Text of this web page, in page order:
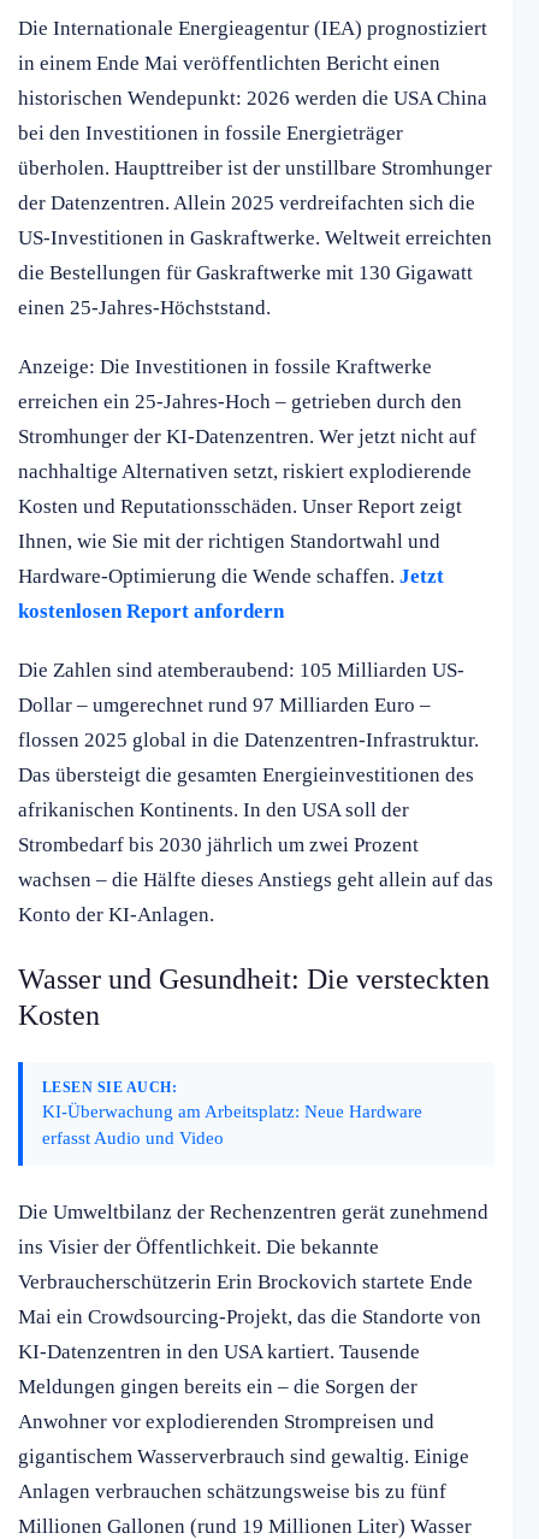
Die Internationale Energieagentur (IEA) prognostiziert
in einem Ende Mai veröffentlichten Bericht einen
historischen Wendepunkt: 2026 werden die USA China
bei den Investitionen in fossile Energieträger
überholen. Haupttreiber ist der unstillbare Stromhunger
der Datenzentren. Allein 2025 verdreifachten sich die
US-Investitionen in Gaskraftwerke. Weltweit erreichten
die Bestellungen für Gaskraftwerke mit 130 Gigawatt
einen 25-Jahres-Höchststand.
Anzeige: Die Investitionen in fossile Kraftwerke
erreichen ein 25-Jahres-Hoch – getrieben durch den
Stromhunger der KI-Datenzentren. Wer jetzt nicht auf
nachhaltige Alternativen setzt, riskiert explodierende
Kosten und Reputationsschäden. Unser Report zeigt
Ihnen, wie Sie mit der richtigen Standortwahl und
Hardware-Optimierung die Wende schaffen. Jetzt
kostenlosen Report anfordern
Die Zahlen sind atemberaubend: 105 Milliarden US-
Dollar – umgerechnet rund 97 Milliarden Euro –
flossen 2025 global in die Datenzentren-Infrastruktur.
Das übersteigt die gesamten Energieinvestitionen des
afrikanischen Kontinents. In den USA soll der
Strombedarf bis 2030 jährlich um zwei Prozent
wachsen – die Hälfte dieses Anstiegs geht allein auf das
Konto der KI-Anlagen.
Wasser und Gesundheit: Die versteckten
Kosten
LESEN SIE AUCH:
KI-Überwachung am Arbeitsplatz: Neue Hardware
erfasst Audio und Video
Die Umweltbilanz der Rechenzentren gerät zunehmend
ins Visier der Öffentlichkeit. Die bekannte
Verbraucherschützerin Erin Brockovich startete Ende
Mai ein Crowdsourcing-Projekt, das die Standorte von
KI-Datenzentren in den USA kartiert. Tausende
Meldungen gingen bereits ein – die Sorgen der
Anwohner vor explodierenden Strompreisen und
gigantischem Wasserverbrauch sind gewaltig. Einige
Anlagen verbrauchen schätzungsweise bis zu fünf
Millionen Gallonen (rund 19 Millionen Liter) Wasser